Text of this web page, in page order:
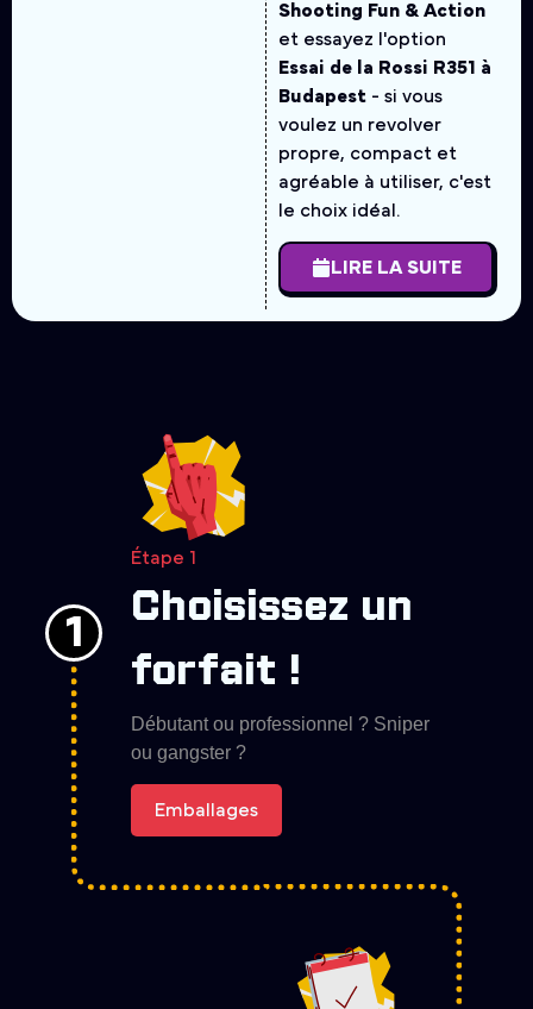
Shooting Fun & Action
et essayez l'option
Essai de la Rossi R351 à
Budapest - si vous
voulez un revolver
propre, compact et
agréable à utiliser, c'est
le choix idéal.
LIRE LA SUITE
1
Étape 1
Choisissez un
forfait !
Débutant ou professionnel ? Sniper
ou gangster ?
Emballages